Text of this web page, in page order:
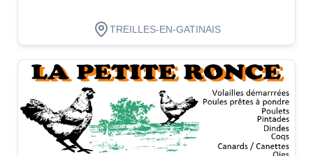
TREILLES-EN-GATINAIS
Dégustation